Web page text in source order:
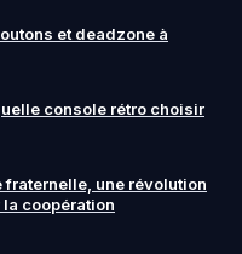
et deadzone à
console rétro choisir
fraternelle, une révolution
coopération